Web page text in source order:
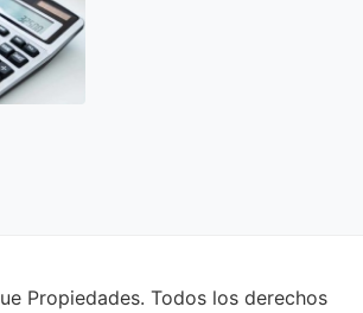
Propiedades. Todos los derechos